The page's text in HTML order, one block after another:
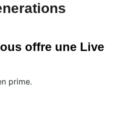
offre une Live
prime.